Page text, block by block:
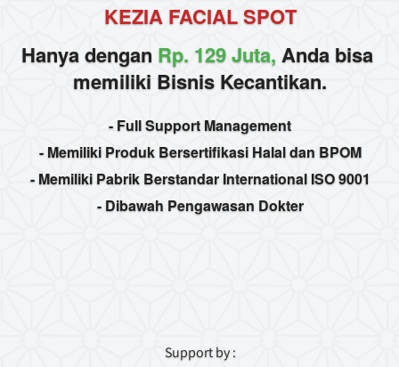
KEZIA FACIAL SPOT
Hanya dengan Rp. 129 Juta, Anda bisa
memiliki Bisnis Kecantikan.
- Full Support Management
- Memiliki Produk Bersertifikasi Halal dan BPOM
- Memiliki Pabrik Berstandar International ISO 9001
- Dibawah Pengawasan Dokter
Support by :